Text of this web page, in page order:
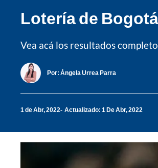
Lotería de
Vea acá los resultados
Por: Ángela Urrea Parra
1 de Abr, 2022 Actualizado: 1 De Abr, 2022